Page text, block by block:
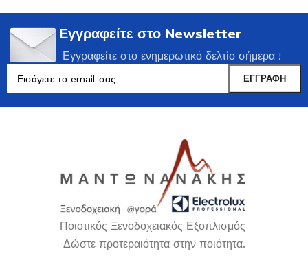
Εγγραφείτε στο Newsletter
Εγγραφείτε στο ενημερωτικό δελτίο σήμερα !
Ποιοτικός Ξενοδοχειακός Εξοπλισμός
Δώστε προτεραιότητα στην ποιότητα.